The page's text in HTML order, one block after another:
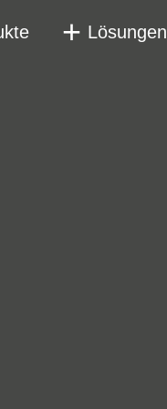
Lösungen